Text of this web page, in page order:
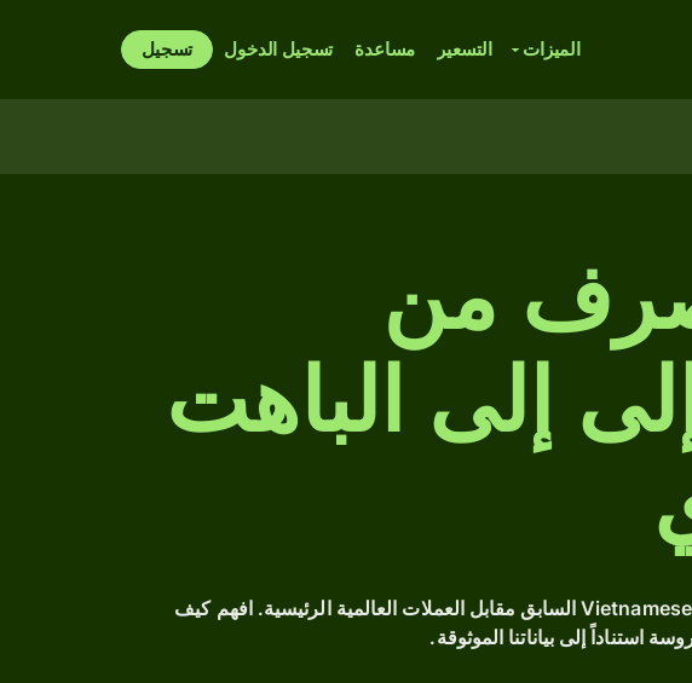
الميزات التسعير مساعدة تسجيل الدخول تسجيل
من
Vietnamese dong إلى إلى الباهت
هل تبحث عن أسعار صرف VND التاريخية؟ توفر لك أداتنا الشاملة تحليلاً معمقاً لأداء عملة Vietnamese dong السابق مقابل العملات العالمية الرئيسية. افهم كيف